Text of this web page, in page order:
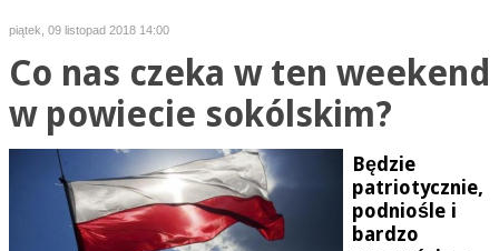
piątek, 09 listopad 2018 14:00
Co nas czeka w ten weekend
w powiecie sokólskim?
Będzie
patriotycznie,
podniośle i
bardzo